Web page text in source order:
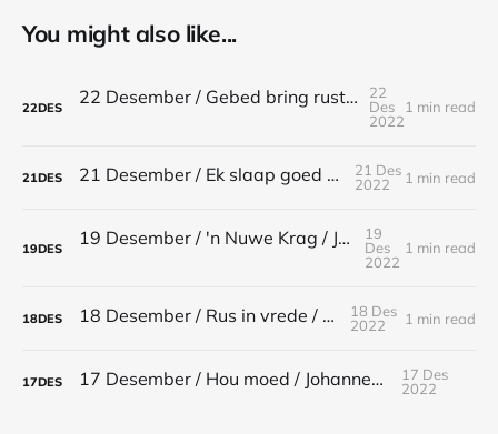
You might also like...
22DES 22 Desember / Gebed bring rustigheid / Filippense 4:6-7
22
Des
2022
1 min read
21DES 21 Desember / Ek slaap goed / Psalm 3:6
21 Des
2022
1 min read
19DES 19 Desember / 'n Nuwe Krag / Jesaja 40:29-31
19
Des
2022
1 min read
18DES 18 Desember / Rus in vrede / Psalm 4:9
18 Des
2022
1 min read
17DES 17 Desember / Hou moed / Johannes 16:33
17 Des
2022